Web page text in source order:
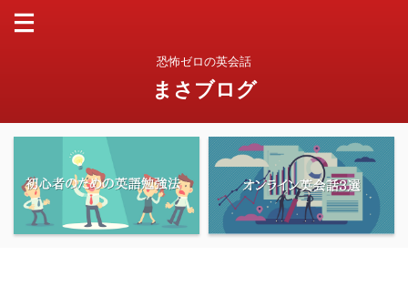
恐怖ゼロの英会話
まさブログ